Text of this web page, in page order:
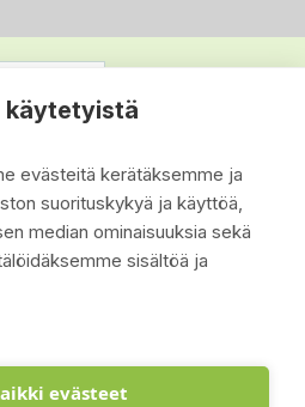
käytetyistä
evästeitä kerätäksemme ja
suorituskykyä ja käyttöä,
median ominaisuuksia sekä
sisältöä ja
evästeet